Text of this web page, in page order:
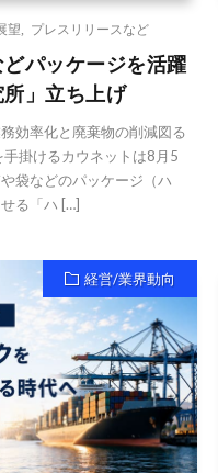
望 プレスリリースなど
パッケージを活躍
」立ち上げ
効率化と廃棄物の削減図る
手掛けるカウネットは8月5
袋などのパッケージ（ハ
る「ハ […]
経営/業界動向